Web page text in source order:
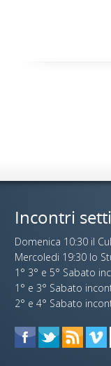
Incontri
Domenica 10:30 il
Mercoledi 19:30 lo
1° 3° e 5° Sabato
1° e 3° Sabato
2° e 4° Sabato